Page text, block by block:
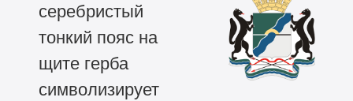
серебристый
тонкий пояс на
щите герба
символизирует